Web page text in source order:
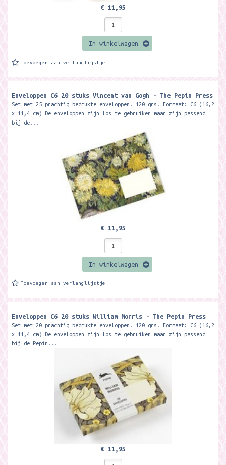
€ 11,95
In winkelwagen
Toevoegen aan verlanglijstje
Enveloppen C6 20 stuks Vincent van Gogh - The Pepin Press
Set met 25 prachtig bedrukte enveloppen. 120 grs. Formaat: C6 (16,2
x 11,4 cm) De enveloppen zijn los te gebruiken maar zijn passend
bij de...
€ 11,95
In winkelwagen
Toevoegen aan verlanglijstje
Enveloppen C6 20 stuks William Morris - The Pepin Press
Set met 20 prachtig bedrukte enveloppen. 120 grs. Formaat: C6 (16,2
x 11,4 cm) De enveloppen zijn los te gebruiken maar zijn passend
bij de Pepin...
€ 11,95